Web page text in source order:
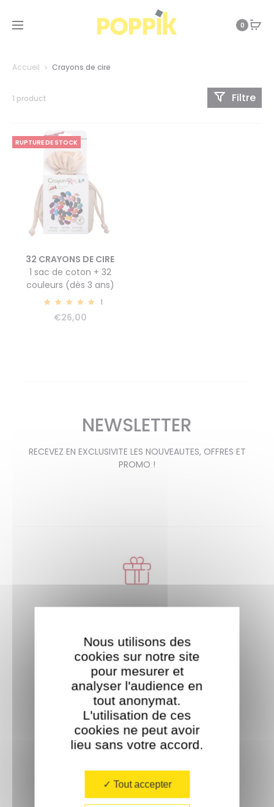
0
Accueil Crayons de cire
1 product Filtre
RUPTURE DE STOCK
32 CRAYONS DE CIRE
1 sac de coton + 32
couleurs (dès 3 ans)
1
€26,00
NEWSLETTER
RECEVEZ EN EXCLUSIVITE LES NOUVEAUTES, OFFRES ET
PROMO !
Livraison offerte
À partir de 35€ d'achat.
Paiement sécurisé
Nous utilisons des
cookies sur notre site
pour mesurer et
analyser l'audience en
tout anonymat.
L'utilisation de ces
cookies ne peut avoir
lieu sans votre accord.​
Tout accepter